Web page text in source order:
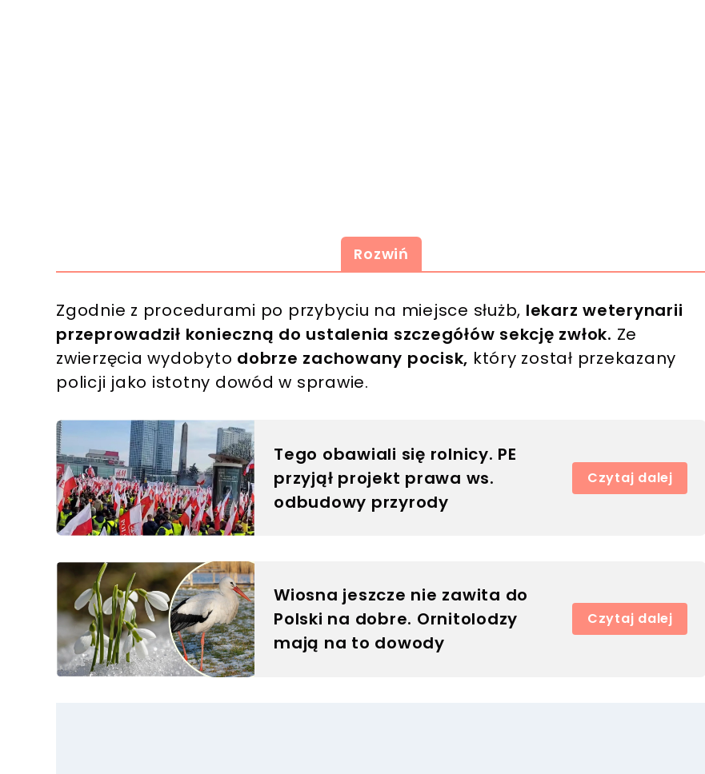
Rozwiń
Zgodnie z procedurami po przybyciu na miejsce służb, lekarz weterynarii
przeprowadził konieczną do ustalenia szczegółów sekcję zwłok. Ze
zwierzęcia wydobyto dobrze zachowany pocisk, który został przekazany
policji jako istotny dowód w sprawie.
Tego obawiali się rolnicy. PE
przyjął projekt prawa ws.
odbudowy przyrody
Czytaj dalej
Wiosna jeszcze nie zawita do
Polski na dobre. Ornitolodzy
mają na to dowody
Czytaj dalej